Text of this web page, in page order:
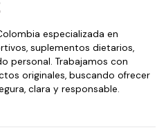
especializada en
suplementos dietarios,
personal. Trabajamos con
originales, buscando ofrecer
clara y responsable.